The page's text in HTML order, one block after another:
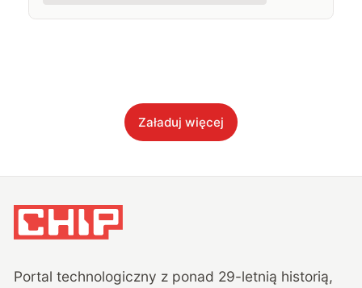
Załaduj więcej
Portal technologiczny z ponad 29-letnią historią,